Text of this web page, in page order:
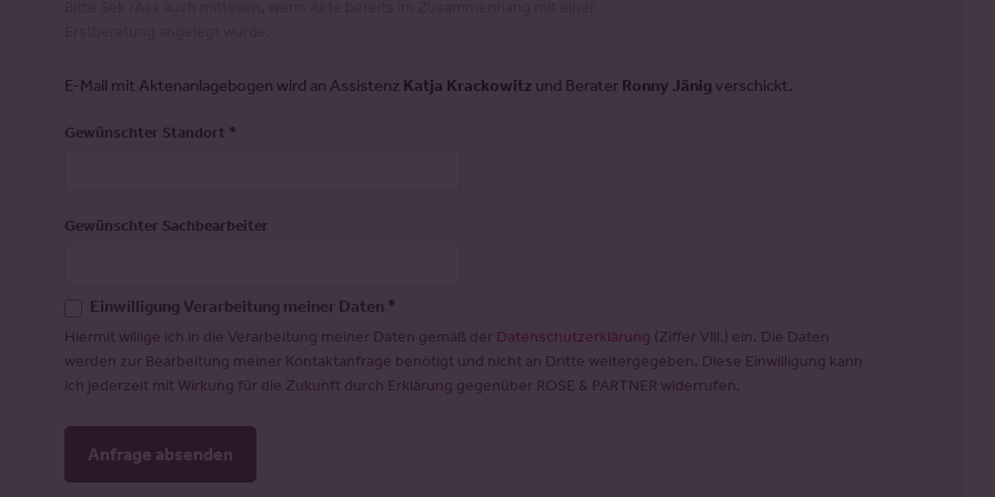
E-Mail mit Aktenanlagebogen wird an Assistenz Katja Krackowitz und Berater Ronny Jänig verschickt.
Gewünschter Standort *
Gewünschter Sachbearbeiter
Einwilligung Verarbeitung meiner Daten *
Hiermit willige ich in die Verarbeitung meiner Daten gemäß der Datenschutzerklärung (Ziffer VIII.) ein. Die Daten
werden zur Bearbeitung meiner Kontaktanfrage benötigt und nicht an Dritte weitergegeben. Diese Einwilligung kann
ich jederzeit mit Wirkung für die Zukunft durch Erklärung gegenüber ROSE & PARTNER widerrufen.
Anfrage absenden